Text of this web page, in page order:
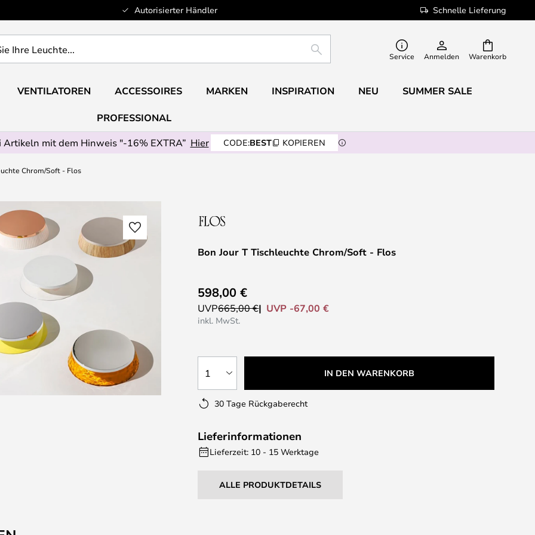
Autorisierter Händler Schnelle Lieferung
Warenkorb
SUCHE Service Anmelden
VENTILATOREN ACCESSOIRES MARKEN INSPIRATION NEU SUMMER SALE
PROFESSIONAL
mit dem Hinweis "-16% EXTRA” Hier CODE:BEST KOPIEREN
Chrom/Soft - Flos
Bon Jour T Tischleuchte Chrom/Soft - Flos
598,00 €
UVP665,00 € UVP -67,00 €
inkl. MwSt.
1 IN DEN WARENKORB
30 Tage Rückgaberecht
Lieferinformationen
Lieferzeit: 10 - 15 Werktage
ALLE PRODUKTDETAILS